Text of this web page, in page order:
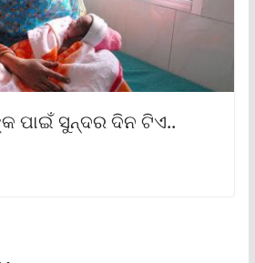
ପାଇଁ ସୁନ୍ଦର ଦିନ ଟିଏ..